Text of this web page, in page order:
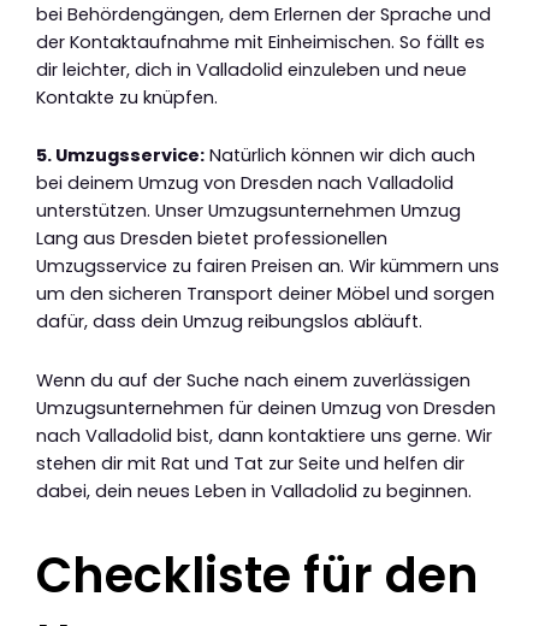
bei Behördengängen, dem Erlernen der Sprache und
der Kontaktaufnahme mit Einheimischen. So fällt es
dir leichter, dich in Valladolid einzuleben und neue
Kontakte zu knüpfen.
5. Umzugsservice: Natürlich können wir dich auch
bei deinem Umzug von Dresden nach Valladolid
unterstützen. Unser Umzugsunternehmen Umzug
Lang aus Dresden bietet professionellen
Umzugsservice zu fairen Preisen an. Wir kümmern uns
um den sicheren Transport deiner Möbel und sorgen
dafür, dass dein Umzug reibungslos abläuft.
Wenn du auf der Suche nach einem zuverlässigen
Umzugsunternehmen für deinen Umzug von Dresden
nach Valladolid bist, dann kontaktiere uns gerne. Wir
stehen dir mit Rat und Tat zur Seite und helfen dir
dabei, dein neues Leben in Valladolid zu beginnen.
Checkliste für den